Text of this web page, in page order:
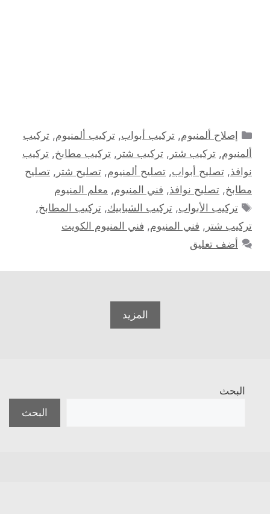
التصنيفات
إصلاح ألمنيوم,تركيب أبواب,تركيب ألمنيوم,تركيب
ألمنيوم, تركيب شتر , تركيب شتر , تركيب مطابخ, تركيب
نوافذ, تصليح أبواب, تصليح ألمنيوم, تصليح شتر , تصليح
مطابخ, تصليح نوافذ, فني المنيوم, معلم المنيوم
الوسوم
تركيب الأبواب,تركيب الشبابيك,تركيب المطابخ,
تركيب شتر , فني المنيوم, فني المنيوم الكويت
أضف تعليق
المزيد
البحث
البحث